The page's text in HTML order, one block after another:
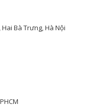
Bà Trưng, Hà Nội